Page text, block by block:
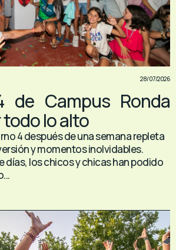
28/07/2026
de Campus Ronda
lo alto
4 después de una semana repleta
y momentos inolvidables.
días, los chicos y chicas han podido